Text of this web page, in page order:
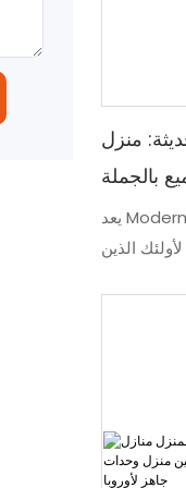
منزل
بالجملة
يعد Modern Flatpack Container Home حلاً
الذين